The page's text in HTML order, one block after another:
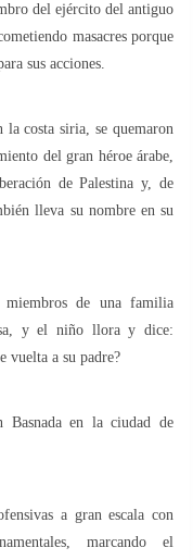
del ejército del antiguo
masacres porque
sus acciones.
costa siria, se quemaron
del gran héroe árabe,
de Palestina y, de
lleva su nombre en su
miembros de una familia
y el niño llora y dice:
vuelta a su padre?
Basnada en la ciudad de
a gran escala con
marcando el